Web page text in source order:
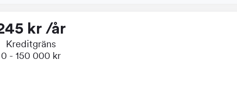
kr /år
Kreditgräns
0 - 150 000 kr